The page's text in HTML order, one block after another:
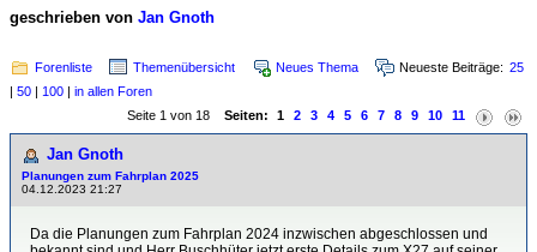
geschrieben von Jan Gnoth
Forenliste Themenübersicht Neues Thema Neueste Beiträge: 25
| 50 | 100 | in allen Foren
Seite 1 von 18 Seiten: 1 2 3 4 5 6 7 8 9 10 11
Jan Gnoth
Planungen zum Fahrplan 2025
04.12.2023 21:27
Da die Planungen zum Fahrplan 2024 inzwischen abgeschlossen und